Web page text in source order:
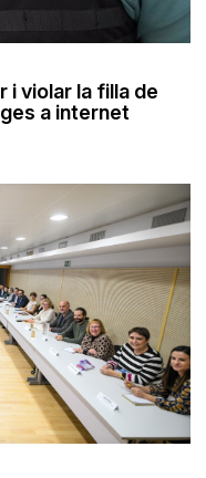
i violar la filla de
a internet